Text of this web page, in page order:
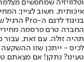
וטלוויזיה שמחפשים
איכותית. חשוב לציין:
בניגוד לדגם ה-Pro הרגיל שצולל עד עומק של 20 מטר ללא מארז.
תהיה זולה. עם זאת, עבור
לכיס - ייתכן שזו ההשקעה
טעינו? נתקן! אם מצאתם